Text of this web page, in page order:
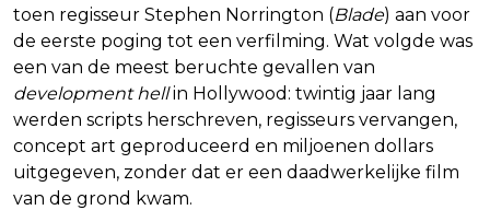
toen regisseur Stephen Norrington (Blade) aan voor
de eerste poging tot een verfilming. Wat volgde was
een van de meest beruchte gevallen van
development hellin Hollywood: twintig jaar lang
werden scripts herschreven, regisseurs vervangen,
concept art geproduceerd en miljoenen dollars
uitgegeven, zonder dat er een daadwerkelijke film
van de grond kwam.